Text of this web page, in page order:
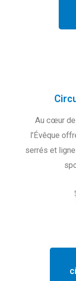
Au cœur de
l’Évêque
serrés et